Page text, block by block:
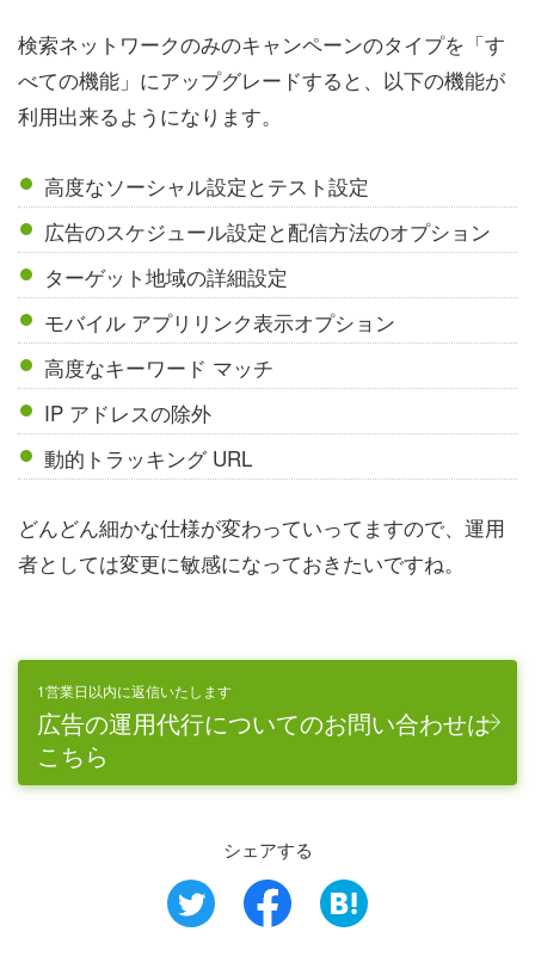
検索ネットワークのみのキャンペーンのタイプを「す
べての機能」にアップグレードすると、以下の機能が
利用出来るようになります。
高度なソーシャル設定とテスト設定
広告のスケジュール設定と配信方法のオプション
ターゲット地域の詳細設定
モバイル アプリリンク表示オプション
高度なキーワード マッチ
IP アドレスの除外
動的トラッキング URL
どんどん細かな仕様が変わっていってますので、運用
者としては変更に敏感になっておきたいですね。
1営業日以内に返信いたします
広告の運用代行についてのお問い合わせは
こちら
シェアする